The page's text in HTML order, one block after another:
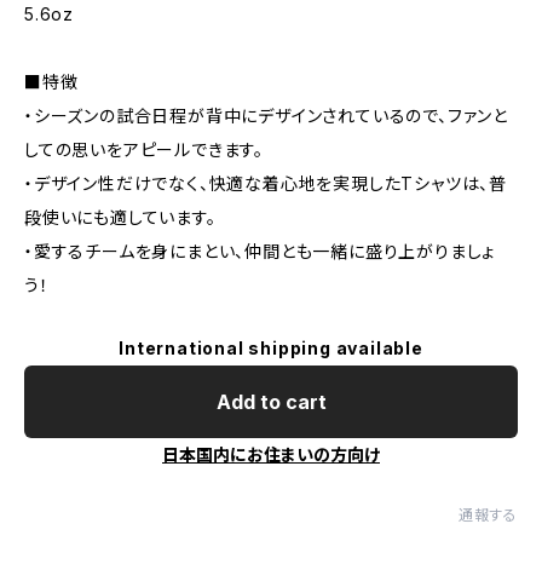
5.6oz
■特徴
・シーズンの試合日程が背中にデザインされているので、ファンと
しての思いをアピールできます。
・デザイン性だけでなく、快適な着心地を実現したTシャツは、普
段使いにも適しています。
・愛するチームを身にまとい、仲間とも一緒に盛り上がりましょ
う！
International shipping available
Add to cart
日本国内にお住まいの方向け
通報する